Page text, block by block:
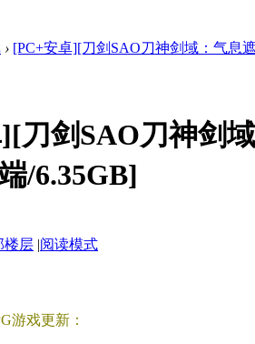
› [PC+安卓][刀剑SAO刀神剑域：气息
刀剑SAO刀神剑
/6.35GB]
楼层 |阅读模式
游戏更新：